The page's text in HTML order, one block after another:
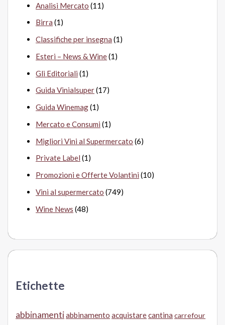
Analisi Mercato (11)
Birra (1)
Classifiche per insegna (1)
Esteri – News & Wine(1)
Gli Editoriali (1)
Guida Vinialsuper(17)
Guida Winemag(1)
Mercato e Consumi (1)
Migliori Vini al Supermercato (6)
Private Label (1)
Promozioni e Offerte Volantini (10)
Vini al supermercato (749)
Wine News (48)
Etichette
abbinamentiabbinamento acquistarecantina carrefour